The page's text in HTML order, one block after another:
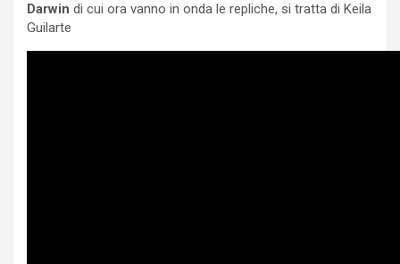
Darwin di cui ora vanno in onda le repliche, si tratta di Keila
Guilarte